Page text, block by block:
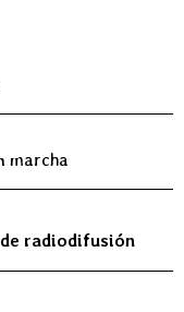
marcha
radiodifusión